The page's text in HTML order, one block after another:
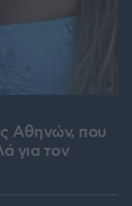
Αθηνών, που
για τον